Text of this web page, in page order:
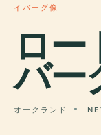
イバーグ像
ロー
バー
オークランド